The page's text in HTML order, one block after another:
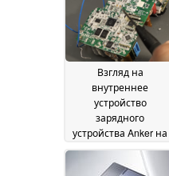
Взгляд на
внутреннее
устройство
зарядного
устройства Anker на
основе GaN
29 June
2026